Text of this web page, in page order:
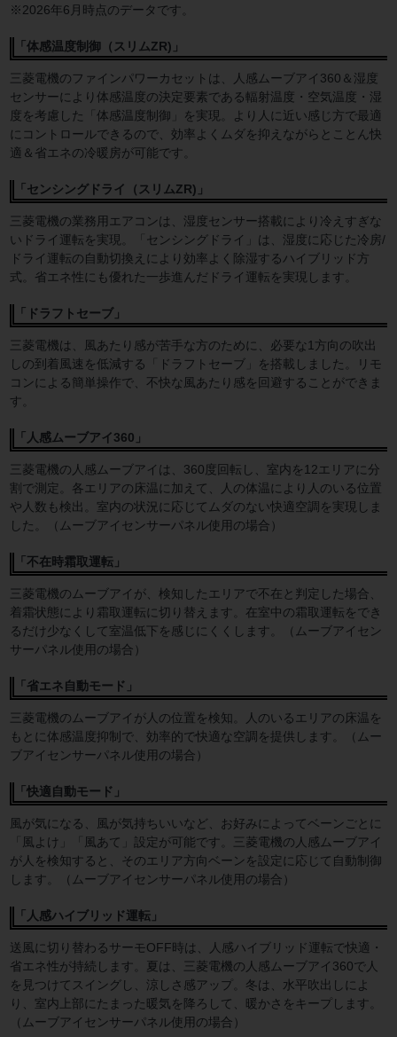
※2026年6月時点のデータです。
「体感温度制御（スリムZR)」
三菱電機のファインパワーカセットは、人感ムーブアイ360＆湿度
センサーにより体感温度の決定要素である輻射温度・空気温度・湿
度を考慮した「体感温度制御」を実現。より人に近い感じ方で最適
にコントロールできるので、効率よくムダを抑えながらとことん快
適＆省エネの冷暖房が可能です。
「センシングドライ（スリムZR)」
三菱電機の業務用エアコンは、湿度センサー搭載により冷えすぎな
いドライ運転を実現。「センシングドライ」は、湿度に応じた冷房/
ドライ運転の自動切換えにより効率よく除湿するハイブリッド方
式。省エネ性にも優れた一歩進んだドライ運転を実現します。
「ドラフトセーブ」
三菱電機は、風あたり感が苦手な方のために、必要な1方向の吹出
しの到着風速を低減する「ドラフトセーブ」を搭載しました。リモ
コンによる簡単操作で、不快な風あたり感を回避することができま
す。
「人感ムーブアイ360」
三菱電機の人感ムーブアイは、360度回転し、室内を12エリアに分
割で測定。各エリアの床温に加えて、人の体温により人のいる位置
や人数も検出。室内の状況に応じてムダのない快適空調を実現しま
した。（ムーブアイセンサーパネル使用の場合）
「不在時霜取運転」
三菱電機のムーブアイが、検知したエリアで不在と判定した場合、
着霜状態により霜取運転に切り替えます。在室中の霜取運転をでき
るだけ少なくして室温低下を感じにくくします。（ムーブアイセン
サーパネル使用の場合）
「省エネ自動モード」
三菱電機のムーブアイが人の位置を検知。人のいるエリアの床温を
もとに体感温度抑制で、効率的で快適な空調を提供します。（ムー
ブアイセンサーパネル使用の場合）
「快適自動モード」
風が気になる、風が気持ちいいなど、お好みによってベーンごとに
「風よけ」「風あて」設定が可能です。三菱電機の人感ムーブアイ
が人を検知すると、そのエリア方向ベーンを設定に応じて自動制御
します。（ムーブアイセンサーパネル使用の場合）
「人感ハイブリッド運転」
送風に切り替わるサーモOFF時は、人感ハイブリッド運転で快適・
省エネ性が持続します。夏は、三菱電機の人感ムーブアイ360で人
を見つけてスイングし、涼しさ感アップ。冬は、水平吹出しによ
り、室内上部にたまった暖気を降ろして、暖かさをキープします。
（ムーブアイセンサーパネル使用の場合）